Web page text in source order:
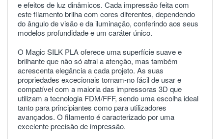
e efeitos de luz dinâmicos. Cada impressão feita com
este filamento brilha com cores diferentes, dependendo
do ângulo de visão e da iluminação, conferindo aos seus
modelos profundidade e um caráter único.
O Magic SILK PLA oferece uma superfície suave e
brilhante que não só atrai a atenção, mas também
acrescenta elegância a cada projeto. As suas
propriedades excecionais tornam-no fácil de usar e
compatível com a maioria das impressoras 3D que
utilizam a tecnologia FDM/FFF, sendo uma escolha ideal
tanto para principiantes como para utilizadores
avançados. O filamento é caracterizado por uma
excelente precisão de impressão.